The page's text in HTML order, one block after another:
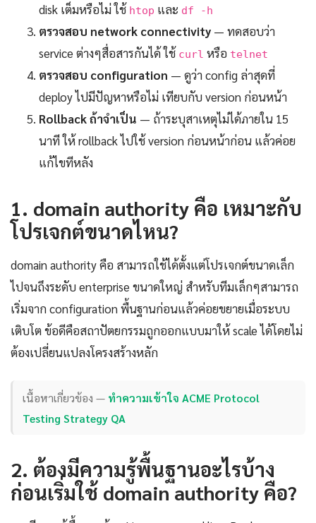
disk เต็มหรือไม่ ใช้ htop และ df -h
ตรวจสอบ network connectivity — ทดสอบว่า
service ต่างๆสื่อสารกันได้ ใช้ curl หรือ telnet
ตรวจสอบ configuration — ดูว่า config ล่าสุดที่
deploy ไปมีปัญหาหรือไม่ เทียบกับ version ก่อนหน้า
Rollback ถ้าจำเป็น — ถ้าระบุสาเหตุไม่ได้ภายใน 15
นาที ให้ rollback ไปใช้ version ก่อนหน้าก่อน แล้วค่อย
แก้ไขทีหลัง
1. domain authority คือ เหมาะกับ
โปรเจกต์ขนาดไหน?
domain authority คือ สามารถใช้ได้ตั้งแต่โปรเจกต์ขนาดเล็ก
ไปจนถึงระดับ enterprise ขนาดใหญ่ สำหรับทีมเล็กๆสามารถ
เริ่มจาก configuration พื้นฐานก่อนแล้วค่อยขยายเมื่อระบบ
เติบโต ข้อดีคือสถาปัตยกรรมถูกออกแบบมาให้ scale ได้โดยไม่
ต้องเปลี่ยนแปลงโครงสร้างหลัก
เนื้อหาเกี่ยวข้อง — ทำความเข้าใจ ACME Protocol
Testing Strategy QA
2. ต้องมีความรู้พื้นฐานอะไรบ้าง
ก่อนเริ่มใช้ domain authority คือ?